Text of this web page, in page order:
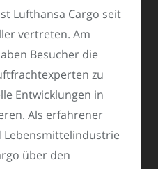
Lufthansa Cargo seit
vertreten. Am
Besucher die
zu
Entwicklungen in
Als erfahrener
Lebensmittelindustrie
über den